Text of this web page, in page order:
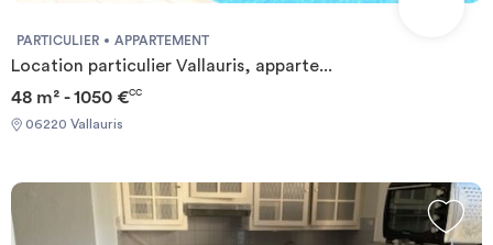
PARTICULIER APPARTEMENT
Location particulier Vallauris, apparte...
48 m² - 1050 €CC
06220 Vallauris